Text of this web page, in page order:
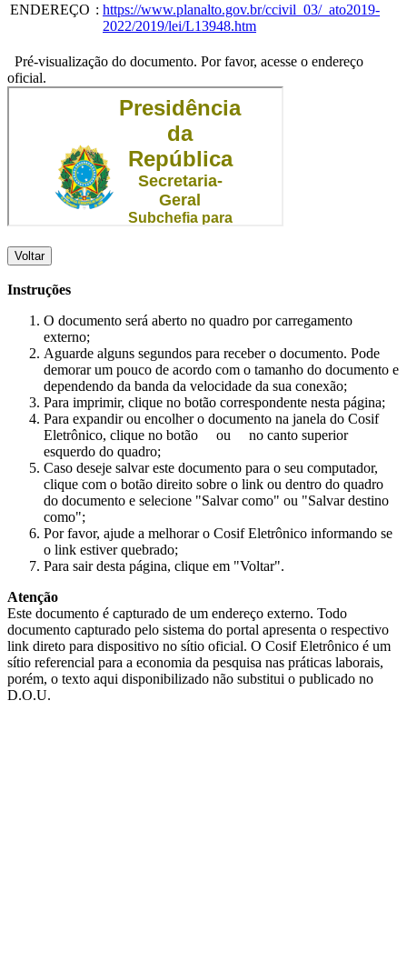
ENDEREÇO : https://www.planalto.gov.br/ccivil_03/_ato2019-
2022/2019/lei/L13948.htm
Pré-visualização do documento. Por favor, acesse o endereço
oficial.
Voltar
Instruções
O documento será aberto no quadro por carregamento
externo;
Aguarde alguns segundos para receber o documento. Pode
demorar um pouco de acordo com o tamanho do documento e
dependendo da banda da velocidade da sua conexão;
Para imprimir, clique no botão correspondente nesta página;
Para expandir ou encolher o documento na janela do Cosif
Eletrônico, clique no botão
ou
no canto superior
esquerdo do quadro;
Caso deseje salvar este documento para o seu computador,
clique com o botão direito sobre o link ou dentro do quadro
do documento e selecione "Salvar como" ou "Salvar destino
como";
Por favor, ajude a melhorar o Cosif Eletrônico informando se
o link estiver quebrado;
Para sair desta página, clique em "Voltar".
Atenção
Este documento é capturado de um endereço externo. Todo
documento capturado pelo sistema do portal apresenta o respectivo
link direto para dispositivo no sítio oficial. O Cosif Eletrônico é um
sítio referencial para a economia da pesquisa nas práticas laborais,
porém, o texto aqui disponibilizado não substitui o publicado no
D.O.U.